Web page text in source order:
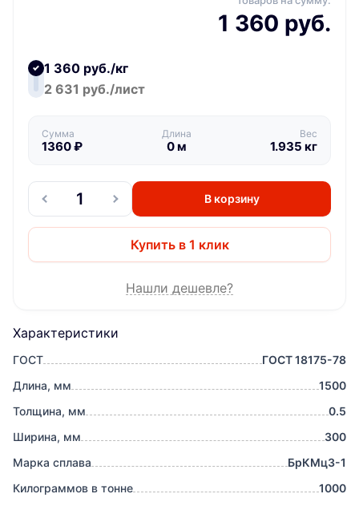
Характеристики
ГОСТ
ГОСТ 18175-78
Длина, мм
1500
Толщина, мм
0.5
Ширина, мм
300
Марка сплава
БрКМц3-1
Килограммов в тонне
1000
1 360 руб.
1 360 руб./кг
2 631 руб./лист
Сумма
1360₽
Длина
0м
Вес
1.935 кг
В корзину
Купить в 1 клик
Нашли дешевле?